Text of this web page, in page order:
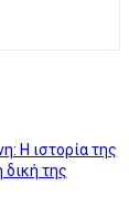
Η ιστορία της
της